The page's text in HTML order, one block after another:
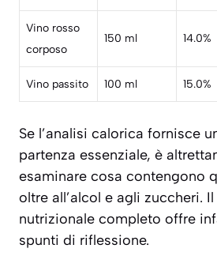
Vino rosso
corposo
150 ml 14.0%
Vino passito 100 ml 15.0%
Se l’analisi calorica fornisce
partenza essenziale, è
esaminare cosa contengono
oltre all’alcol e agli zuccheri.
nutrizionale completo offre
spunti di riflessione.